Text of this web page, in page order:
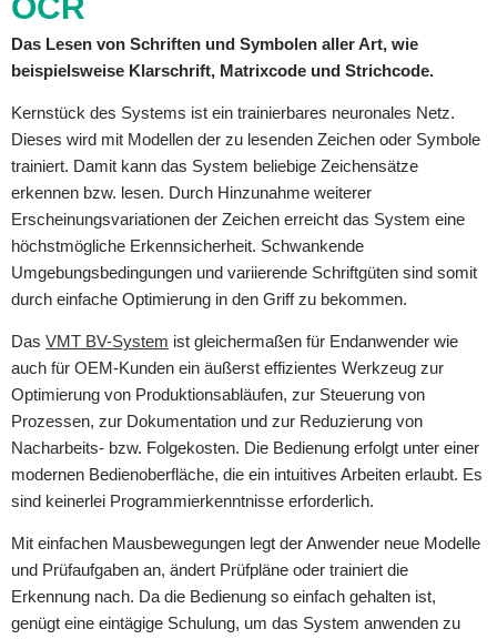
OCR
Das Lesen von Schriften und Symbolen aller Art, wie
beispielsweise Klarschrift, Matrixcode und Strichcode.
Kernstück des Systems ist ein trainierbares neuronales Netz.
Dieses wird mit Modellen der zu lesenden Zeichen oder Symbole
trainiert. Damit kann das System beliebige Zeichensätze
erkennen bzw. lesen. Durch Hinzunahme weiterer
Erscheinungsvariationen der Zeichen erreicht das System eine
höchstmögliche Erkennsicherheit. Schwankende
Umgebungsbedingungen und variierende Schriftgüten sind somit
durch einfache Optimierung in den Griff zu bekommen.
Das VMT BV-System ist gleichermaßen für Endanwender wie
auch für OEM-Kunden ein äußerst effizientes Werkzeug zur
Optimierung von Produktionsabläufen, zur Steuerung von
Prozessen, zur Dokumentation und zur Reduzierung von
Nacharbeits- bzw. Folgekosten. Die Bedienung erfolgt unter einer
modernen Bedienoberfläche, die ein intuitives Arbeiten erlaubt. Es
sind keinerlei Programmierkenntnisse erforderlich.
Mit einfachen Mausbewegungen legt der Anwender neue Modelle
und Prüfaufgaben an, ändert Prüfpläne oder trainiert die
Erkennung nach. Da die Bedienung so einfach gehalten ist,
genügt eine eintägige Schulung, um das System anwenden zu